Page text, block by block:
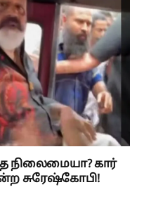
நிலைமையா? கார்
சுரேஷ்கோபி!